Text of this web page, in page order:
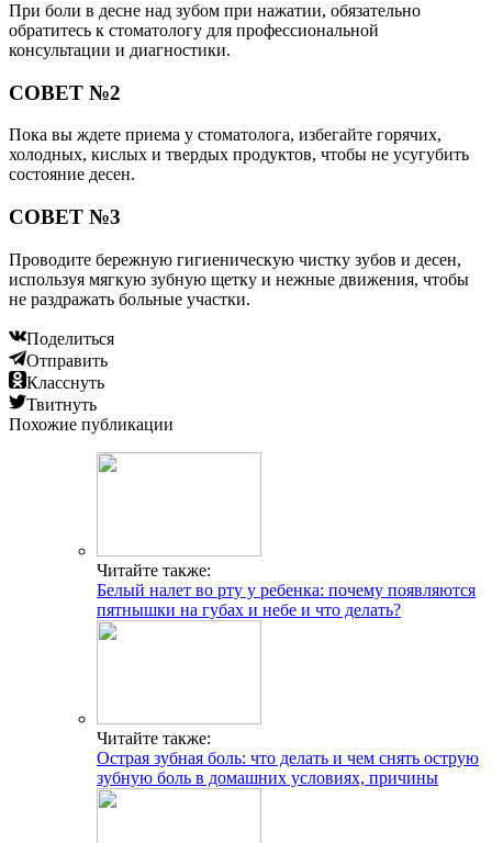
При боли в десне над зубом при нажатии, обязательно
обратитесь к стоматологу для профессиональной
консультации и диагностики.
СОВЕТ №2
Пока вы ждете приема у стоматолога, избегайте горячих,
холодных, кислых и твердых продуктов, чтобы не усугубить
состояние десен.
СОВЕТ №3
Проводите бережную гигиеническую чистку зубов и десен,
используя мягкую зубную щетку и нежные движения, чтобы
не раздражать больные участки.
Поделиться
Отправить
Класснуть
Твитнуть
Похожие публикации
Читайте также:
Белый налет во рту у ребенка: почему появляются
пятнышки на губах и небе и что делать?
Читайте также:
Острая зубная боль: что делать и чем снять острую
зубную боль в домашних условиях, причины